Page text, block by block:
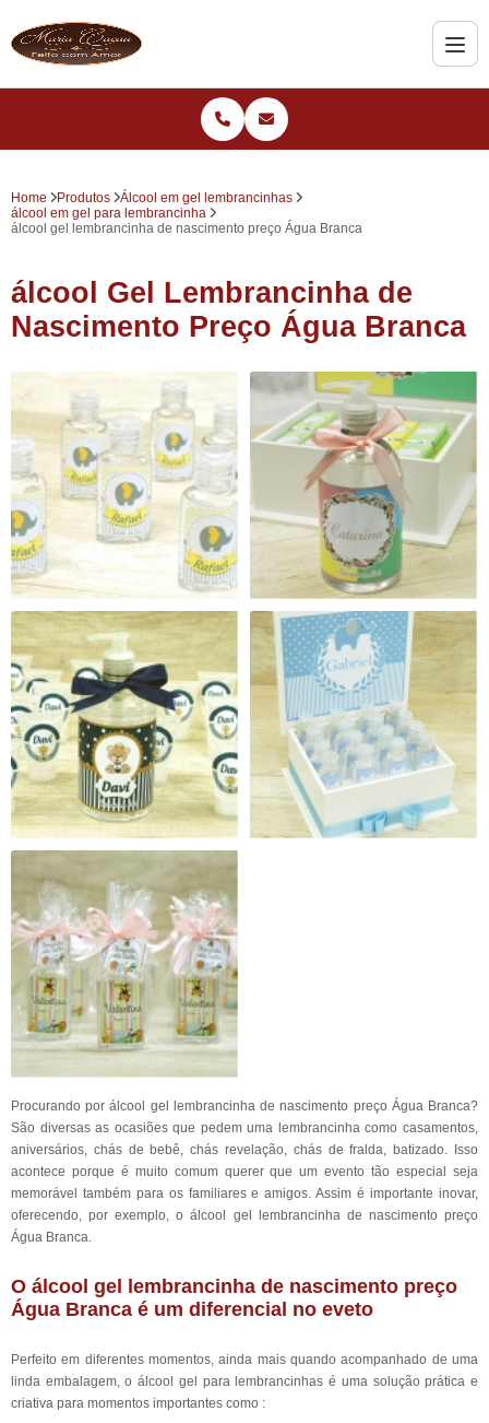
Home Produtos
Álcool em gel lembrancinhas
álcool em gel para lembrancinha
álcool gel lembrancinha de nascimento preço Água Branca
álcool Gel Lembrancinha de
Nascimento Preço Água Branca
Procurando por álcool gel lembrancinha de nascimento preço Água Branca?
São diversas as ocasiões que pedem uma lembrancinha como casamentos,
aniversários, chás de bebê, chás revelação, chás de fralda, batizado. Isso
acontece porque é muito comum querer que um evento tão especial seja
memorável também para os familiares e amigos. Assim é importante inovar,
oferecendo, por exemplo, o álcool gel lembrancinha de nascimento preço
Água Branca.
O álcool gel lembrancinha de nascimento preço
Água Branca é um diferencial no eveto
Perfeito em diferentes momentos, ainda mais quando acompanhado de uma
linda embalagem, o álcool gel para lembrancinhas é uma solução prática e
criativa para momentos importantes como :